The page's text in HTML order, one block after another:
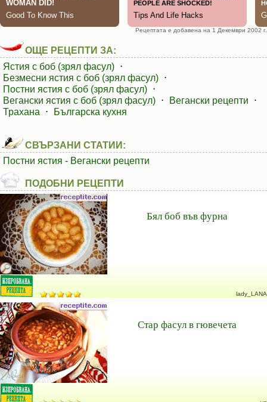
Рецептата е добавена на 1 Декември 2002 г.
ОЩЕ РЕЦЕПТИ ЗА:
Ястия с боб (зрял фасул) ⋅
Безмесни ястия с боб (зрял фасул) ⋅
Постни ястия с боб (зрял фасул) ⋅
Вегански ястия с боб (зрял фасул) ⋅ Вегански рецепти
⋅
Трахана
⋅ Българска кухня
СВЪРЗАНИ СТАТИИ:
Постни ястия - Вегански рецепти
ПОДОБНИ РЕЦЕПТИ
Бял боб във фурна
lady_LANA
Стар фасул в гювечета